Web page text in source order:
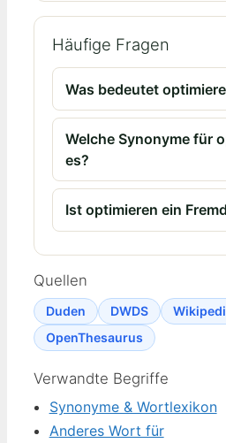
Häufige Fragen
Was bedeutet
Welche Synonyme für
es?
Ist optimieren ein
Quellen
Duden DWDS
OpenThesaurus
Verwandte Begriffe
Synonyme & Wortlexikon
Anderes Wort für